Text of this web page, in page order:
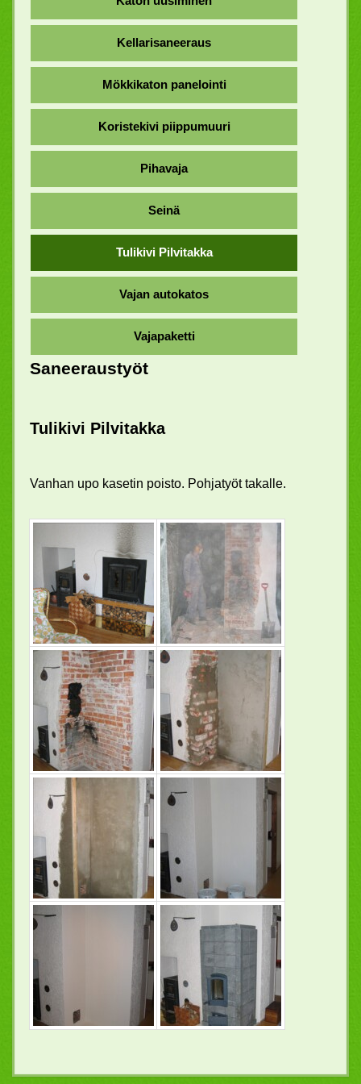
Kellarisaneeraus
Mökkikaton panelointi
Koristekivi piippumuuri
Pihavaja
Seinä
Tulikivi Pilvitakka
Vajan autokatos
Vajapaketti
Saneeraustyöt
Tulikivi Pilvitakka
Vanhan upo kasetin poisto. Pohjatyöt takalle.